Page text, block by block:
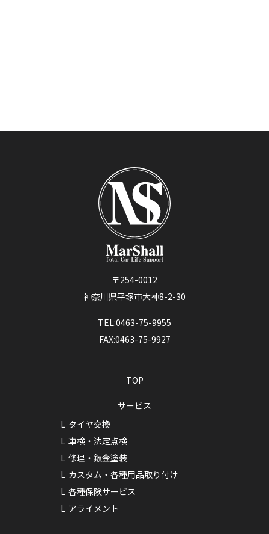
〒254-0012
神奈川県平塚市大神8-2-30
TEL:0463-75-9955
FAX:0463-75-9927
TOP
サービス
タイヤ交換
車検・法定点検
修理・鈑金塗装
カスタム・各種用品取り付け
各種保険サービス
アライメント